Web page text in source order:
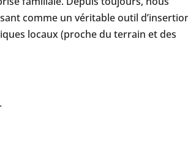
comme un véritable outil
locaux (proche du terrain et des